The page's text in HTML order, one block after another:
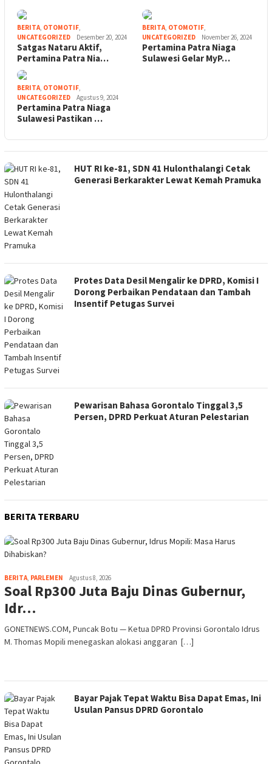
BERITA, OTOMOTIF,
UNCATEGORIZED
Desember 20, 2024
Satgas Nataru Aktif,
Pertamina Patra Nia…
BERITA, OTOMOTIF,
UNCATEGORIZED
November 26, 2024
Pertamina Patra Niaga
Sulawesi Gelar MyP…
BERITA, OTOMOTIF,
UNCATEGORIZED
Agustus 9, 2024
Pertamina Patra Niaga
Sulawesi Pastikan …
HUT RI ke-81, SDN 41 Hulonthalangi Cetak
Generasi Berkarakter Lewat Kemah Pramuka
Protes Data Desil Mengalir ke DPRD, Komisi I
Dorong Perbaikan Pendataan dan Tambah
Insentif Petugas Survei
Pewarisan Bahasa Gorontalo Tinggal 3,5
Persen, DPRD Perkuat Aturan Pelestarian
BERITA TERBARU
BERITA, PARLEMEN Agustus 8, 2026
Soal Rp300 Juta Baju Dinas Gubernur,
Idr…
GONETNEWS.COM, Puncak Botu — Ketua DPRD Provinsi Gorontalo Idrus
M. Thomas Mopili menegaskan alokasi anggaran […]
Bayar Pajak Tepat Waktu Bisa Dapat Emas, Ini
Usulan Pansus DPRD Gorontalo